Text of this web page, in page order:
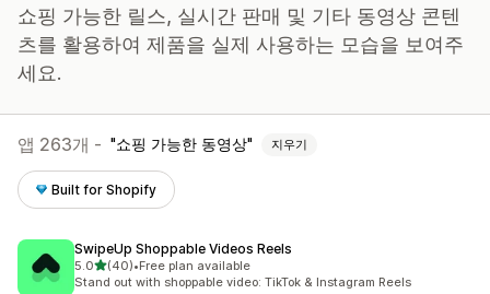
쇼핑 가능한 릴스, 실시간 판매 및 기타 동영상 콘텐
츠를 활용하여 제품을 실제 사용하는 모습을 보여주
세요.
앱 263개 - 쇼핑 가능한 동영상 지우기
Built for Shopify
SwipeUp Shoppable Videos Reels
5.0별 5개 중
(40)
총 리뷰 40개
•Free plan available
Stand out with shoppable video: TikTok & Instagram Reels